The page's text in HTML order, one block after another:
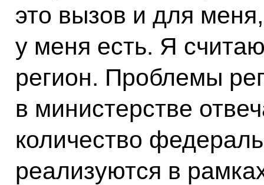
это вызов и для
у меня есть. Я
регион. Проблемы
в министерстве
количество
реализуются в